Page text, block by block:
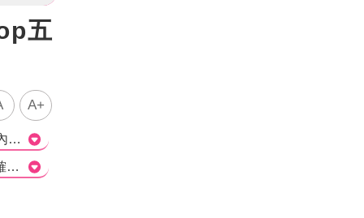
五
A+
這篇文章報導南韓男團Stray Kids的新舉動，即在2日開通6位成員的IG帳號。據報導，僅僅6小時內，粉絲數全破百萬，其中成員Felix更是打破五代男團新記錄，開創帳號後僅用1小時36分鐘就突破百萬追蹤，成為最快破百萬的五代偶像。Stray Kids一直以來在K-POP界擁有高人氣，特別是今年以正規三輯《★★★★★ (5-STAR)》回歸時，預售量就超過500萬張，直接打破先前Seventeen剛刷新的464萬張，成為首組預售超過500萬的韓團。此次的開通IG行動也再次證明了Stray Kids的超高人氣，並將為他們帶來更多的關注和話題。>
Q1: Stray Kids是哪個國家的男團？ 正確解答：南韓 Q2: 成員Felix以什麼方式創造了新紀錄？ 正確解答：開創帳號後僅用1小時36分鐘就突破百萬追蹤，成為最快破百萬的五代偶像。 Q3: Stray Kids正規三輯的預售量是多少張？ 正確解答：超過500萬張。